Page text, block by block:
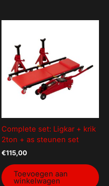
Complete set: Ligkar + krik
2ton + as steunen set
€115,00
Toevoegen aan
winkelwagen